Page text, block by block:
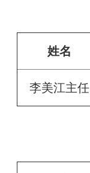
姓名
李美江主任